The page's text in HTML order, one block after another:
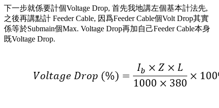
下一步就係要計個Voltage Drop, 首先我地講左個基本計法先,
之後再講點計 Feeder Cable, 因爲Feeder Cable個Volt Drop其實
係等於Submain個Max. Voltage Drop再加自己Feeder Cable本身
既Voltage Drop.